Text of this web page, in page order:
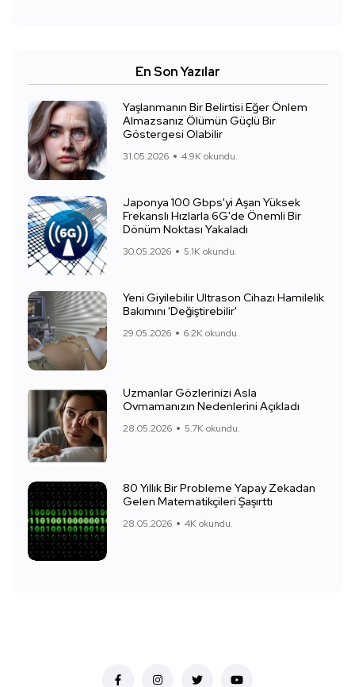
En Son Yazılar
Yaşlanmanın Bir Belirtisi Eğer Önlem
Almazsanız Ölümün Güçlü Bir
Göstergesi Olabilir
31.05.2026 4.9K okundu.
Japonya 100 Gbps'yi Aşan Yüksek
Frekanslı Hızlarla 6G'de Önemli Bir
Dönüm Noktası Yakaladı
30.05.2026 5.1K okundu.
Yeni Giyilebilir Ultrason Cihazı Hamilelik
Bakımını 'Değiştirebilir'
29.05.2026 6.2K okundu.
Uzmanlar Gözlerinizi Asla
Ovmamanızın Nedenlerini Açıkladı
28.05.2026 5.7K okundu.
80 Yıllık Bir Probleme Yapay Zekadan
Gelen Matematikçileri Şaşırttı
28.05.2026 4K okundu.